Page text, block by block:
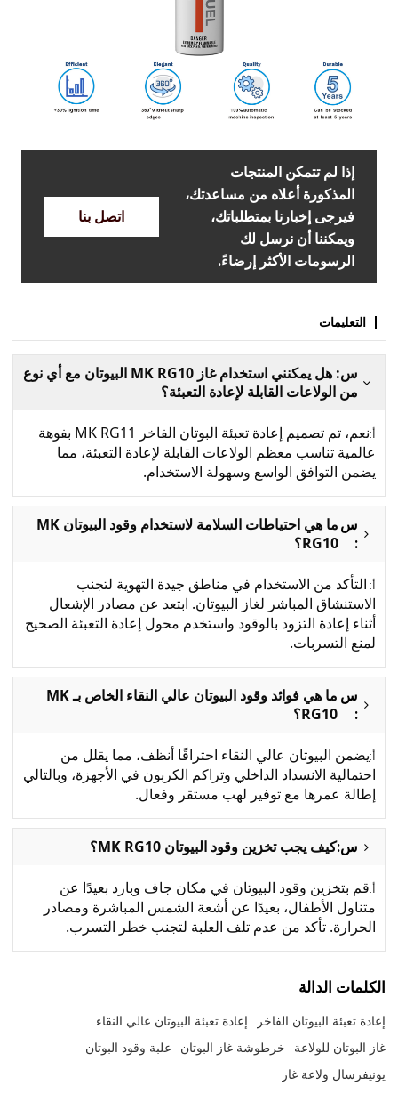
إذا لم تتمكن المنتجات
المذكورة أعلاه من مساعدتك،
فيرجى إخبارنا بمتطلباتك،
ويمكننا أن نرسل لك
الرسومات الأكثر إرضاءً.
اتصل بنا
التعليمات
س: هل يمكنني استخدام غاز MK RG10 البيوتان مع أي نوع
من الولاعات القابلة لإعادة التعبئة؟
أ:
نعم، تم تصميم إعادة تعبئة البوتان الفاخر MK RG11 بفوهة
عالمية تناسب معظم الولاعات القابلة لإعادة التعبئة، مما
يضمن التوافق الواسع وسهولة الاستخدام.
س
:
ما هي احتياطات السلامة لاستخدام وقود البيوتان MK
RG10؟
أ: التأكد من الاستخدام في مناطق جيدة التهوية لتجنب
الاستنشاق المباشر لغاز البيوتان. ابتعد عن مصادر الإشعال
أثناء إعادة التزود بالوقود واستخدم محول إعادة التعبئة الصحيح
لمنع التسربات.
س
:
ما هي فوائد وقود البيوتان عالي النقاء الخاص بـ MK
RG10؟
أ:يضمن البيوتان عالي النقاء احتراقًا أنظف، مما يقلل من
احتمالية الانسداد الداخلي وتراكم الكربون في الأجهزة، وبالتالي
إطالة عمرها مع توفير لهب مستقر وفعال.
س:كيف يجب تخزين وقود البيوتان MK RG10؟
أ:قم بتخزين وقود البيوتان في مكان جاف وبارد بعيدًا عن
متناول الأطفال، بعيدًا عن أشعة الشمس المباشرة ومصادر
الحرارة. تأكد من عدم تلف العلبة لتجنب خطر التسرب.
الكلمات الدالة
إعادة تعبئة البيوتان الفاخر
إعادة تعبئة البيوتان عالي النقاء
غاز البوتان للولاعة خرطوشة غاز البوتان علبة وقود البوتان
يونيفرسال ولاعة غاز